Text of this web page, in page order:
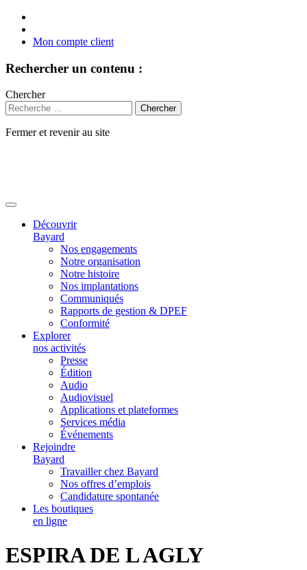
Mon compte client
Rechercher un contenu :
Chercher
Fermer et revenir au site
Découvrir
Bayard
Nos engagements
Notre organisation
Notre histoire
Nos implantations
Communiqués
Rapports de gestion & DPEF
Conformité
Explorer
nos activités
Presse
Édition
Audio
Audiovisuel
Applications et plateformes
Services média
Événements
Rejoindre
Bayard
Travailler chez Bayard
Nos offres d’emplois
Candidature spontanée
Les boutiques
en ligne
ESPIRA DE L AGLY